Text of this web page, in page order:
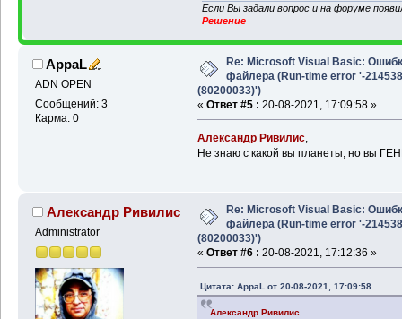
Если Вы задали вопрос и на форуме
Решение
AppaL
ADN OPEN
Сообщений: 3
Карма: 0
Re: Microsoft Visual Basic:
файлера (Run-time error '-
(80200033)')
« Ответ #5 : 20-08-2021, 17:09:58 »
Александр Ривилис,
Не знаю с какой вы планеты, но вы
Александр Ривилис
Administrator
Re: Microsoft Visual Basic:
файлера (Run-time error '-
(80200033)')
« Ответ #6 : 20-08-2021, 17:12:36 »
Цитата: AppaL от 20-08-2021, 17:09:58
Александр Ривилис,